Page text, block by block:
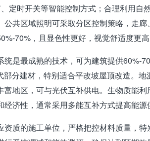
定时开关等智能控制方式；合理利用
共区域照明可采取分区控制策略，走
70%，且显色性更好，视觉舒适度更高
是最成熟的技术，可为建筑提供60%-
分建材，特别适合平改坡屋顶改造。
地区，可与光伏互补供电。生物质能
济性，通常采用多能互补方式提高能源
质的施工单位，严格把控材料质量，